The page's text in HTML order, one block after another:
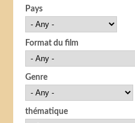
Pays
Format du film
Genre
thématique